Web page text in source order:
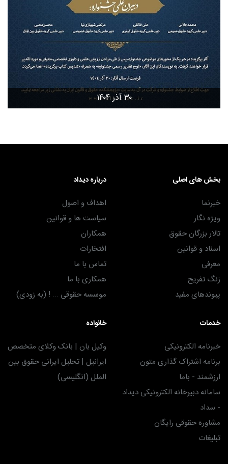
۳۰ آذر ۱۴۰۴
بخش های اصلی
خبرنما
ویژه نگار
تالار بزرگان حقوق
اسناد و قوانین
معرفی
زنگ تفریح
پیوندهای مفید
درباره دیداد
اهداف و اصول
سیاست ها و قوانین
همکاران
افتخارات
تماس با ما
همکاری با ما
موسسه حقوقی ... ! (به زودی)
خدمات
خبرنامه الکترونیکی
برنامه اشتراک گذاری متون
ارزشمند - باما
سامانه دبیرخانه الکترونیکی دیداد
- سداد
مشاوره حقوقی رایگان
تبلیغات
خانواده
وکیل بان | بانک وکلای متخصص
ایرانیل | تحلیل ایرانی حقوق بین
الملل (انگلیسی)